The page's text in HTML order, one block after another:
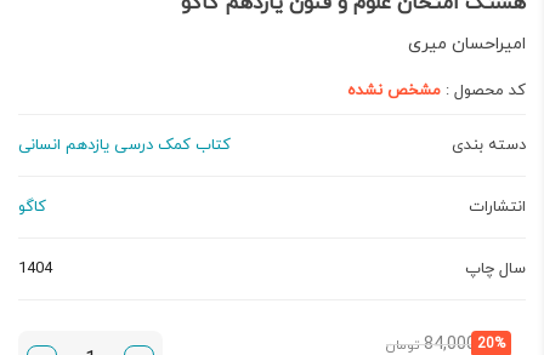
امیراحسان میری
کد محصول : مشخص نشده
دسته بندی کتاب کمک درسی یازدهم انسانی
انتشارات کاگو
سال چاپ 1404
20%
84,000 تومانقیمت
قیمت